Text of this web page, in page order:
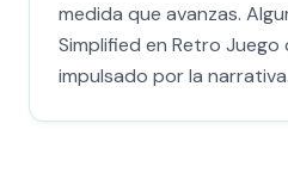
medida que avanzas.
Simplified en Retro
impulsado por la narrativa.